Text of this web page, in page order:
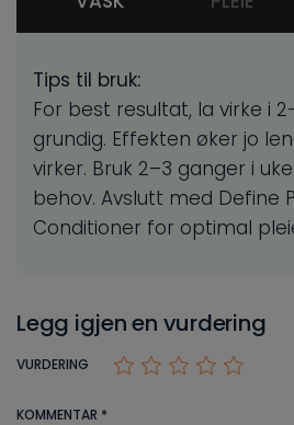
Legg igjen en vurdering
KOMMENTAR *
VURDERING
Tips til bruk:
For best resultat, la virke i
grundig. Effekten øker jo
virker. Bruk 2–3 ganger i
behov. Avslutt med Define
Conditioner for optimal